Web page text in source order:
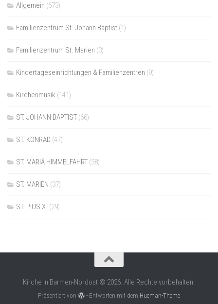
Allgemein (673)
Familienzentrum St. Johann Baptist (1)
Familienzentrum St. Marien (3)
Kindertageseinrichtungen & Familienzentren (9)
Kirchenmusik (141)
ST. JOHANN BAPTIST (66)
ST. KONRAD (47)
ST. MARIÄ HIMMELFAHRT (38)
ST. MARIEN (37)
ST. PIUS X. (29)
Kirche in Barmen-Nordost © 2026. Alle Rechte vorbehalten.
Präsentiert von - Entworfen mit dem Hueman-Theme